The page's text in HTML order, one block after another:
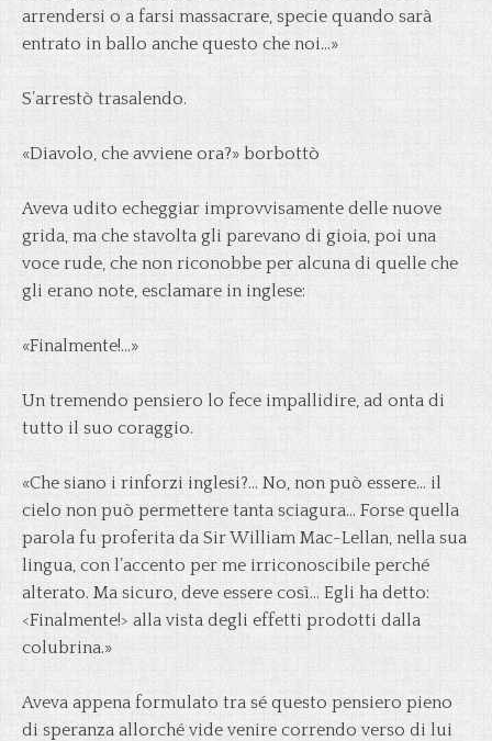
arrendersi o a farsi massacrare, specie quando sarà
entrato in ballo anche questo che noi…»
S’arrestò trasalendo.
«Diavolo, che avviene ora?» borbottò
Aveva udito echeggiar improvvisamente delle nuove
grida, ma che stavolta gli parevano di gioia, poi una
voce rude, che non riconobbe per alcuna di quelle che
gli erano note, esclamare in inglese:
«Finalmente!…»
Un tremendo pensiero lo fece impallidire, ad onta di
tutto il suo coraggio.
«Che siano i rinforzi inglesi?… No, non può essere… il
cielo non può permettere tanta sciagura… Forse quella
parola fu proferita da Sir William Mac-Lellan, nella sua
lingua, con l’accento per me irriconoscibile perché
alterato. Ma sicuro, deve essere così… Egli ha detto:
<Finalmente!> alla vista degli effetti prodotti dalla
colubrina.»
Aveva appena formulato tra sé questo pensiero pieno
di speranza allorché vide venire correndo verso di lui